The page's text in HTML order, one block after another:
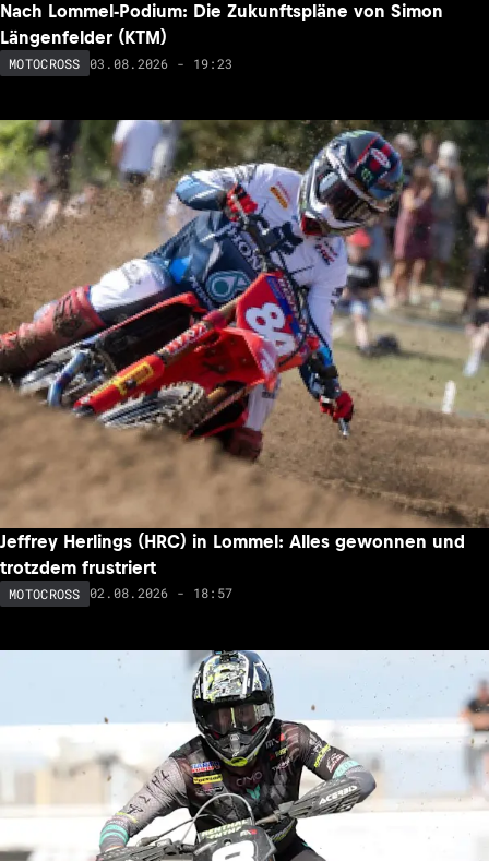
Nach Lommel-Podium: Die Zukunftspläne von Simon
Längenfelder (KTM)
MOTOCROSS 03.08.2026 - 19:23
Jeffrey Herlings (HRC) in Lommel: Alles gewonnen und
trotzdem frustriert
MOTOCROSS 02.08.2026 - 18:57